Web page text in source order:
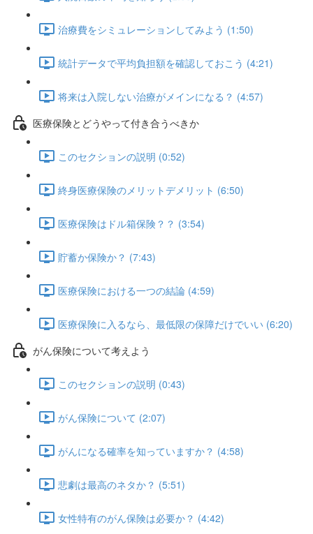
治療費をシミュレーションしてみよう (1:50)
統計データで平均負担額を確認しておこう (4:21)
将来は入院しない治療がメインになる？ (4:57)
医療保険とどうやって付き合うべきか
このセクションの説明 (0:52)
終身医療保険のメリットデメリット (6:50)
医療保険はドル箱保険？？ (3:54)
貯蓄か保険か？ (7:43)
医療保険における一つの結論 (4:59)
医療保険に入るなら、最低限の保障だけでいい (6:20)
がん保険について考えよう
このセクションの説明 (0:43)
がん保険について (2:07)
がんになる確率を知っていますか？ (4:58)
悲劇は最高のネタか？ (5:51)
女性特有のがん保険は必要か？ (4:42)